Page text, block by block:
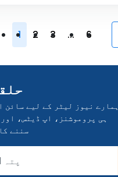
1 2 3 ... 6
ہمارے نیوز لیٹر کے لیے سائن
ہی پروموشنز، اپ ڈیٹس،
سننے